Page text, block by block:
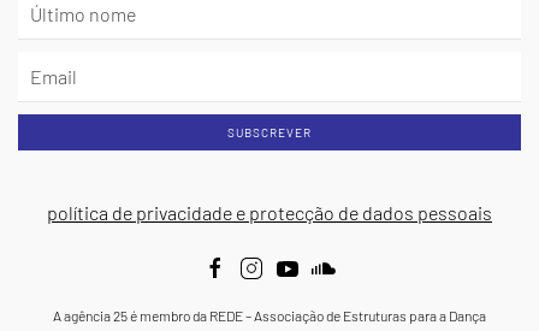
SUBSCREVER
política de privacidade e protecção de dados pessoais
A agência 25 é membro da REDE – Associação de Estruturas para a Dança